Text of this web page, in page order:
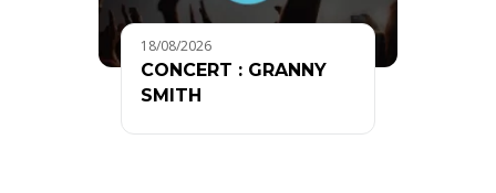
18/08/2026
CONCERT : GRANNY
SMITH